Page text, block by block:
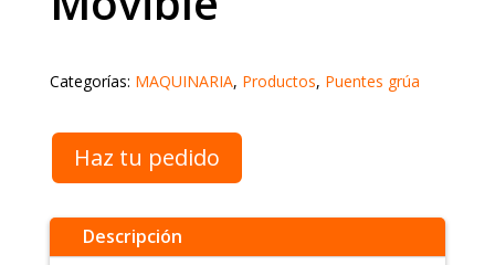
Categorías: MAQUINARIA, Productos, Puentes grúa
Haz tu pedido
Descripción